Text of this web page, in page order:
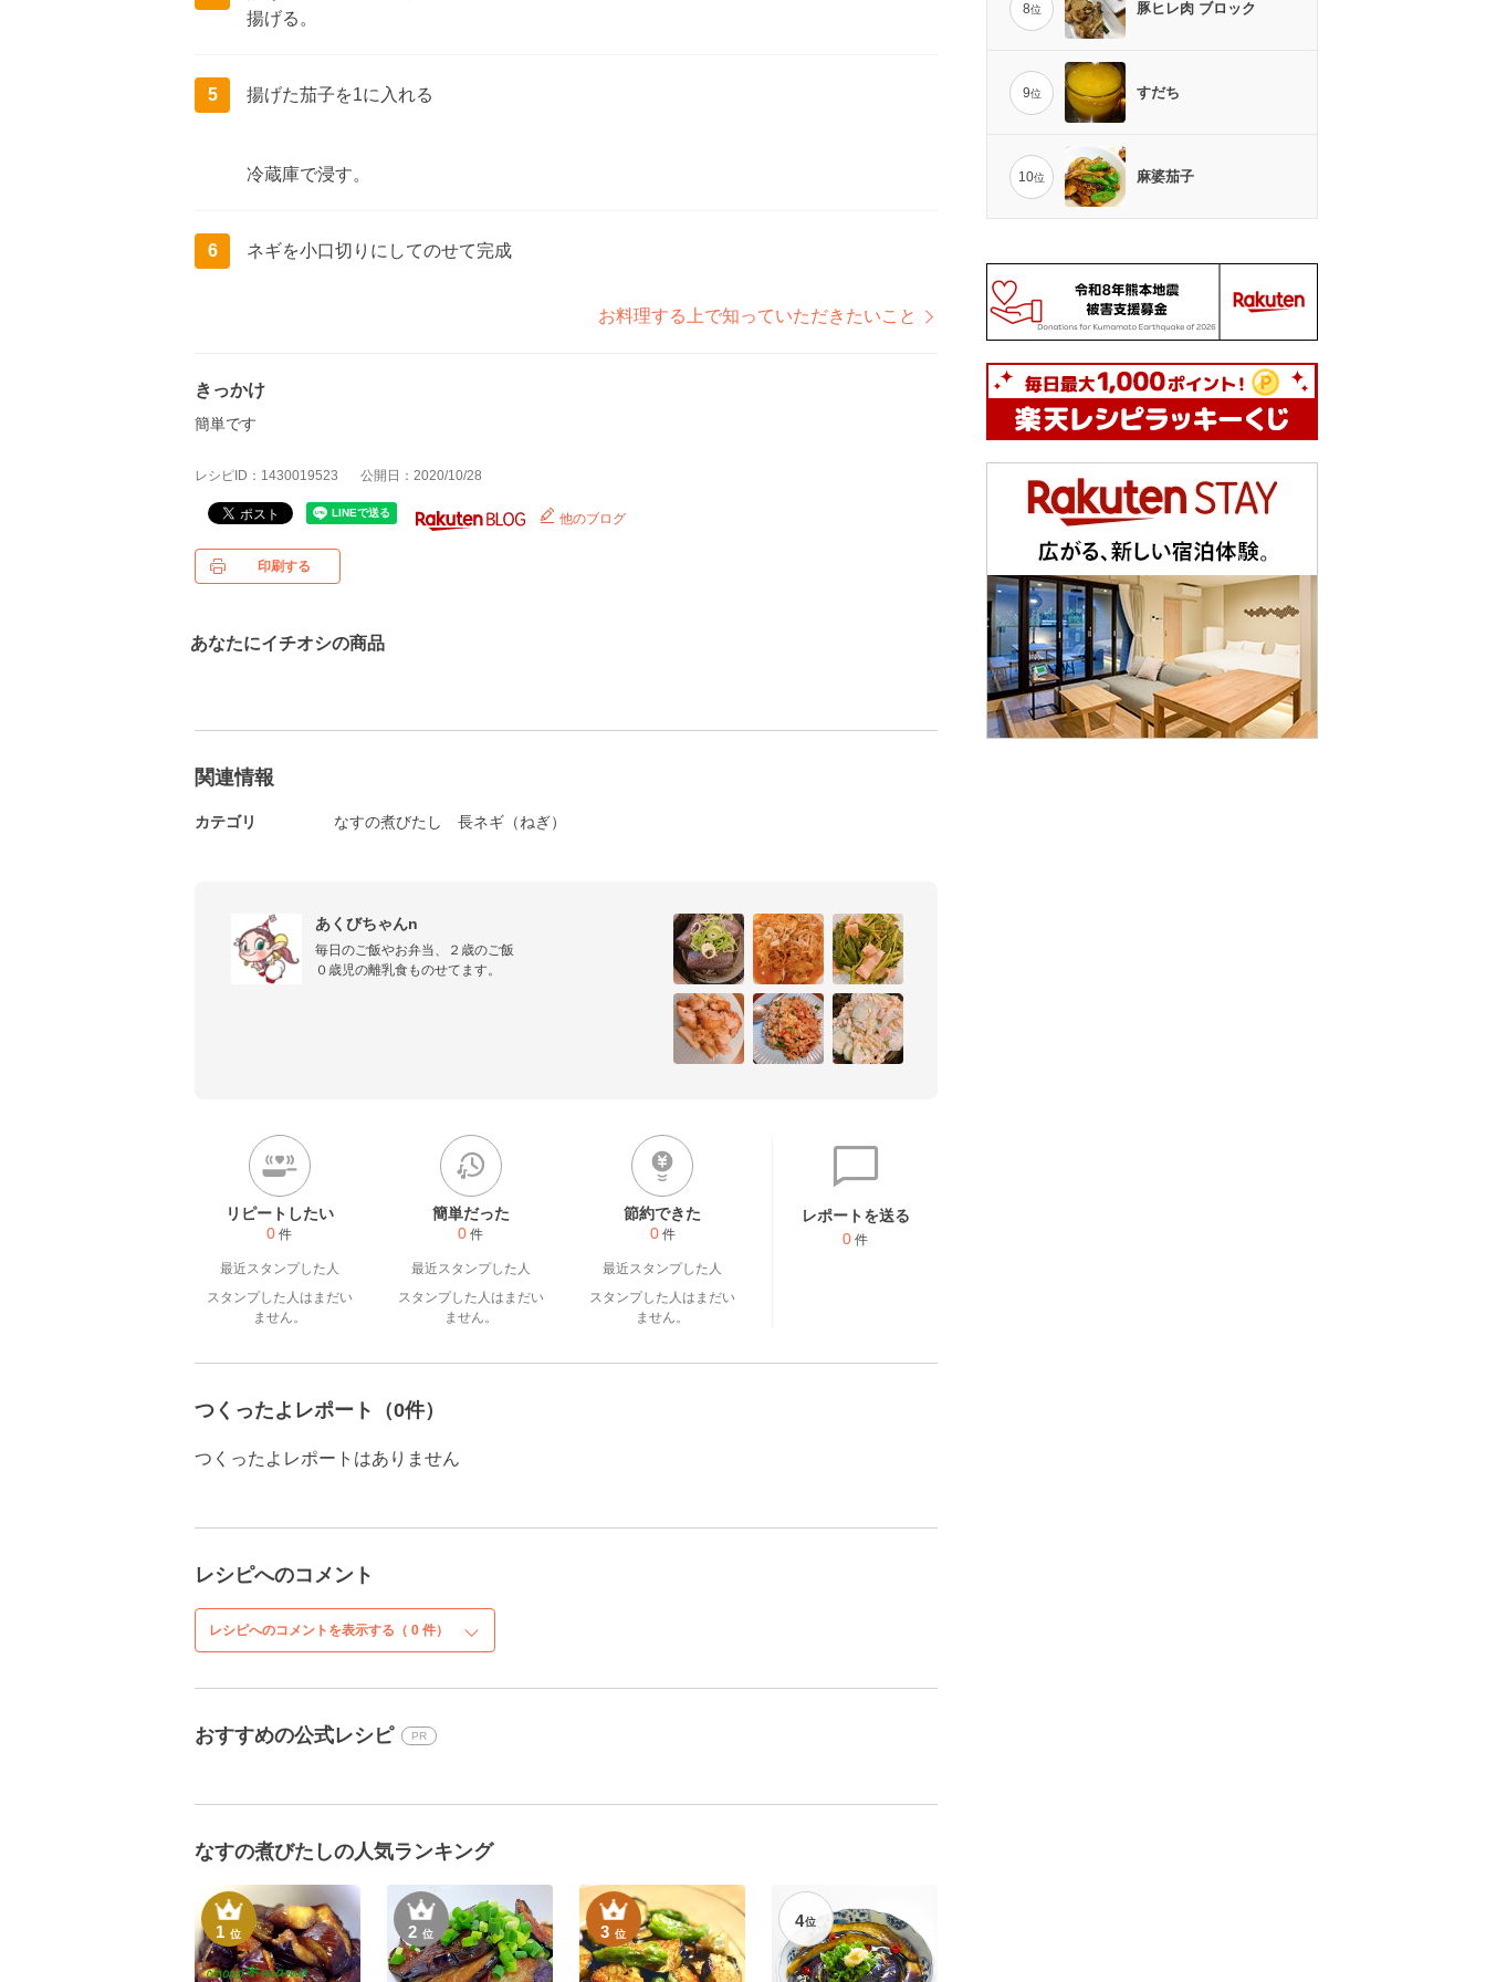
揚げる。
5 揚げた茄子を1に入れる
冷蔵庫で浸す。
6 ネギを小口切りにしてのせて完成
お料理する上で知っていただきたいこと
きっかけ
簡単です
レシピID：1430019523 公開日：2020/10/28
他のブログ
印刷する
あなたにイチオシの商品
関連情報
カテゴリ なすの煮びたし 長ネギ（ねぎ）
あくびちゃんn
毎日のご飯やお弁当、２歳のご飯
０歳児の離乳食ものせてます。
リピートしたい
0 件
最近スタンプした人
スタンプした人はまだい
ません。
簡単だった
0 件
最近スタンプした人
スタンプした人はまだい
ません。
節約できた
0 件
最近スタンプした人
スタンプした人はまだい
ません。
レポートを送る
0 件
つくったよレポート（0件）
つくったよレポートはありません
レシピへのコメント
レシピへのコメントを表示する（ 0 件）
おすすめの公式レシピ PR
なすの煮びたしの人気ランキング
1位 2位 3位
4位
8位 豚ヒレ肉 ブロック
9位 すだち
10位 麻婆茄子